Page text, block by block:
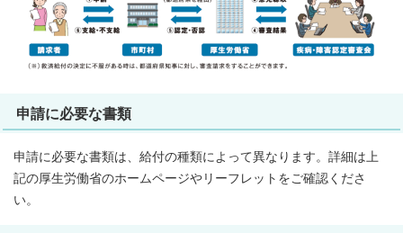
申請に必要な書類
申請に必要な書類は、給付の種類によって異なります。詳細は上
記の厚生労働省のホームページやリーフレットをご確認くださ
い。